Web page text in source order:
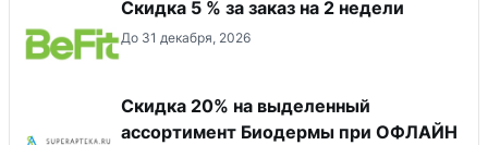
Скидка 5 % за заказ на 2 недели
До 31 декабря, 2026
Скидка 20% на выделенный
ассортимент Биодермы при ОФЛАЙН